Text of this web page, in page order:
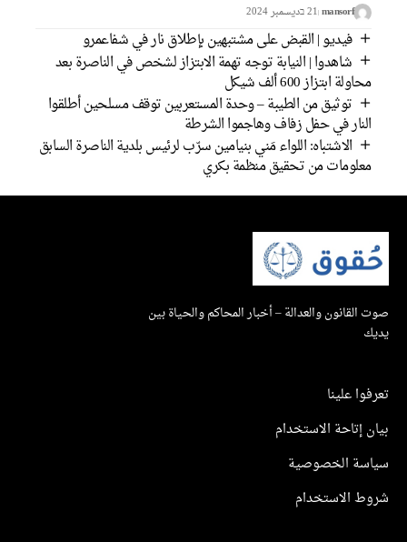
mansorf 21 בديسمبر 2024
فيديو | القبض على مشتبهين بإطلاق نار في شفاعمرو
شاهدوا | النيابة توجه تهمة الابتزاز لشخص في الناصرة بعد
محاولة ابتزاز 600 ألف شيكل
توثيق من الطيبة – وحدة المستعربين توقف مسلحين أطلقوا
النار في حفل زفاف وهاجموا الشرطة
الاشتباه: اللواء مَني بنيامين سرّب لرئيس بلدية الناصرة السابق
معلومات من تحقيق منظمة بكري
صوت القانون والعدالة – أخبار المحاكم والحياة بين
يديك
تعرفوا علينا
بيان إتاحة الاستخدام
سياسة الخصوصية
شروط الاستخدام